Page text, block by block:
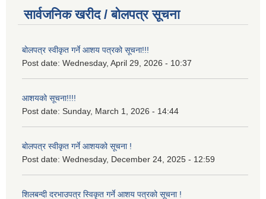
सार्वजनिक खरीद / बोलपत्र सूचना
बोलपत्र स्वीकृत गर्ने आशय पत्रको सूचना!!!
Post date: Wednesday, April 29, 2026 - 10:37
आशयको सूचना!!!!
Post date: Sunday, March 1, 2026 - 14:44
बोलपत्र स्वीकृत गर्ने आशयको सूचना !
Post date: Wednesday, December 24, 2025 - 12:59
शिलबन्दी दरभाउपत्र स्विकृत गर्ने आशय पत्रको सूचना !